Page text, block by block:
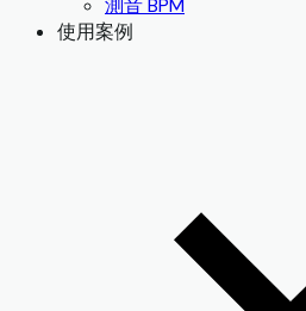
測音 BPM
使用案例